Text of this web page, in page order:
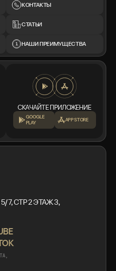
КОНТАКТЫ
СТАТЬИ
НАШИ ПРЕИМУЩЕСТВА
СКАЧАЙТЕ ПРИЛОЖЕНИЕ
GOOGLE
PLAY
APP STORE
СТР 2 ЭТАЖ 3,